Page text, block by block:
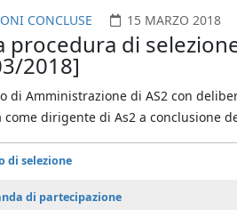
CONCLUSE 15 MARZO 2018
procedura di
2018]
di Amministrazione di AS2 con
come dirigente di As2 a conclusione
di selezione
di partecipazione